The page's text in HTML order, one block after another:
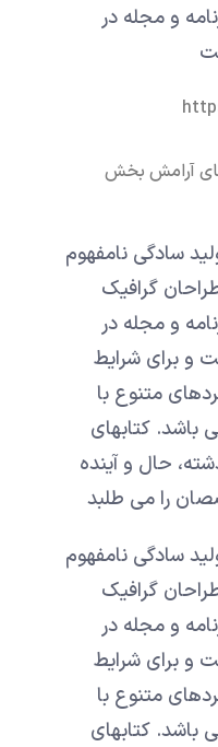
و مجله در
آرامش بخش
سادگی نامفهوم
گرافیک
و مجله در
و برای شرایط
متنوع با
باشد. کتابهای
حال و آینده
را می طلبد
سادگی نامفهوم
گرافیک
و مجله در
و برای شرایط
متنوع با
باشد. کتابهای